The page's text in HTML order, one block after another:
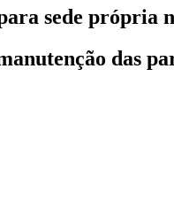
sede própria
das